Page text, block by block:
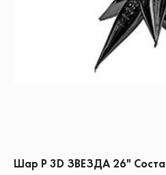
Шар Р 3D ЗВЕЗДА 26"